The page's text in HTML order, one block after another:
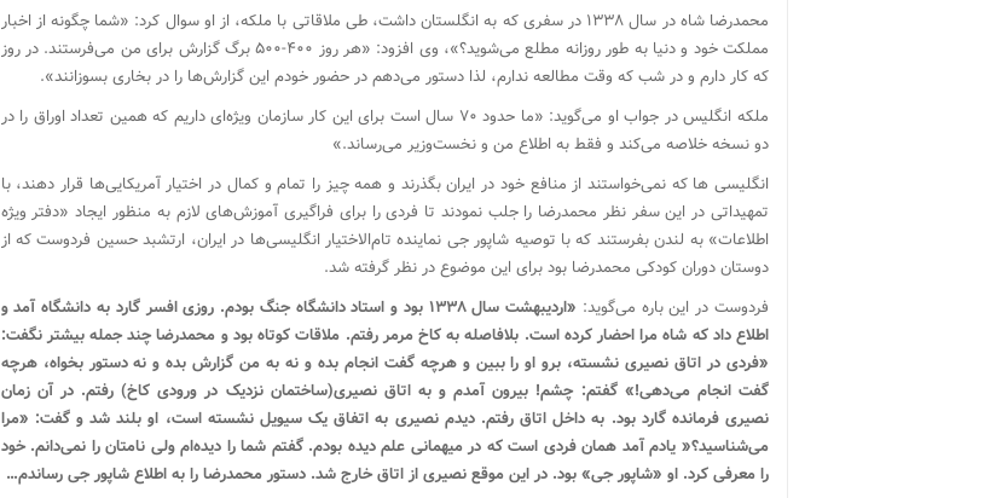
محمدرضا شاه در سال ۱۳۳۸ در سفری که به انگلستان داشت، طی ملاقاتی با ملکه، از او سوال کرد: «شما چگونه از اخبار
مملکت خود و دنیا به طور روزانه مطلع می‌شوید؟»، وی افزود: «هر روز ۴۰۰-۵۰۰ برگ گزارش برای من می‌فرستند. در روز
که کار دارم و در شب که وقت مطالعه ندارم، لذا دستور می‌دهم در حضور خودم این گزارش‌ها را در بخاری بسوزانند».
ملکه انگلیس در جواب او می‌گوید: «ما حدود ۷۰ سال است برای این کار سازمان ویژه‌ای داریم که همین تعداد اوراق را در
دو نسخه خلاصه می‌کند و فقط به اطلاع من و نخست‌وزیر می‌رساند.»
انگلیسی ها که نمی‌خواستند از منافع خود در ایران بگذرند و همه چیز را تمام و کمال در اختیار آمریکایی‌ها قرار دهند، با
تمهیداتی در این سفر نظر محمدرضا را جلب نمودند تا فردی را برای فراگیری آموزش‌های لازم به منظور ایجاد «دفتر ویژه
اطلاعات» به لندن بفرستند که با توصیه شاپور جی نماینده تام‌الاختیار انگلیسی‌ها در ایران، ارتشبد حسین فردوست که از
دوستان دوران کودکی محمدرضا بود برای این موضوع در نظر گرفته شد.
فردوست در این باره می‌گوید:
«اردیبهشت سال ۱۳۳۸ بود و استاد دانشگاه جنگ بودم. روزی افسر گارد به دانشگاه آمد و
اطلاع داد که شاه مرا احضار کرده است. بلافاصله به کاخ مرمر رفتم. ملاقات کوتاه بود و محمدرضا چند جمله بیشتر نگفت:
«فردی در اتاق نصیری نشسته، برو او را ببین و هرچه گفت انجام بده و نه به من گزارش بده و نه دستور بخواه، هرچه
گفت انجام می‌دهی!» گفتم: چشم! بیرون آمدم و به اتاق نصیری(ساختمان نزدیک در ورودی کاخ) رفتم. در آن زمان
نصیری فرمانده گارد بود. به داخل اتاق رفتم. دیدم نصیری به اتفاق یک سیویل نشسته است، او بلند شد و گفت: «مرا
می‌شناسید؟« یادم آمد همان فردی است که در میهمانی علم دیده بودم. گفتم شما را دیده‌ام ولی نامتان را نمی‌دانم. خود
را معرفی کرد. او «شاپور جی» بود. در این موقع نصیری از اتاق خارج شد. دستور محمدرضا را به اطلاع شاپور جی رساندم…